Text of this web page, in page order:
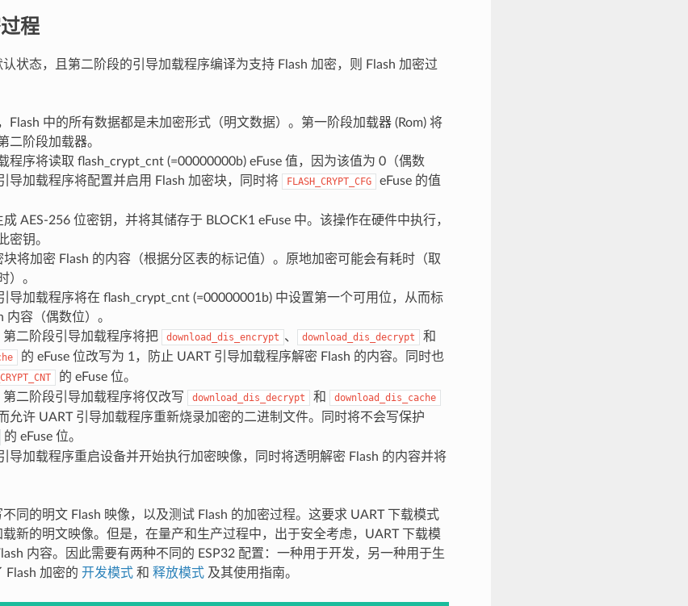
程
认状态，且第二阶段的引导加载程序编译为支持 Flash 加密，则 Flash 加密过
Flash 中的所有数据都是未加密形式（明文数据）。第一阶段加载器 (Rom) 将
二阶段加载器。
程序将读取 flash_crypt_cnt (=00000000b) eFuse 值，因为该值为 0（偶数
导加载程序将配置并启用 Flash 加密块，同时将
FLASH_CRYPT_CFG
eFuse 的值
成 AES-256 位密钥，并将其储存于 BLOCK1 eFuse 中。该操作在硬件中执行，
密钥。
块将加密 Flash 的内容（根据分区表的标记值）。原地加密可能会有耗时（取
）。
导加载程序将在 flash_crypt_cnt (=00000001b) 中设置第一个可用位，从而标
内容（偶数位）。
二阶段引导加载程序将把 download_dis_encrypt 、 download_dis_decrypt 和
的 eFuse 位改写为 1，防止 UART 引导加载程序解密 Flash 的内容。同时也
的 eFuse 位。
二阶段引导加载程序将仅改写 download_dis_decrypt 和 download_dis_cache
允许 UART 引导加载程序重新烧录加密的二进制文件。同时将不会写保护
的 eFuse 位。
导加载程序重启设备并开始执行加密映像，同时将透明解密 Flash 的内容并将
同的明文 Flash 映像，以及测试 Flash 的加密过程。这要求 UART 下载模式
新的明文映像。但是，在量产和生产过程中，出于安全考虑，UART 下载模
内容。因此需要有两种不同的 ESP32 配置：一种用于开发，另一种用于生
Flash 加密的 开发模式和 释放模式及其使用指南。